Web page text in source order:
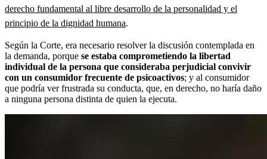
derecho fundamental al libre desarrollo de la personalidad y el
principio de la dignidad humana.
Según la Corte, era necesario resolver la discusión contemplada en
la demanda, porque se estaba comprometiendo la libertad
individual de la persona que consideraba perjudicial convivir
con un consumidor frecuente de psicoactivos; y al consumidor
que podría ver frustrada su conducta, que, en derecho, no haría daño
a ninguna persona distinta de quien la ejecuta.